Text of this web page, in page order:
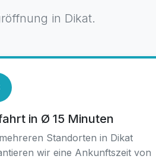
in Dikat.
in Ø 15 Minuten
Standorten in Dikat
wir eine Ankunftszeit von